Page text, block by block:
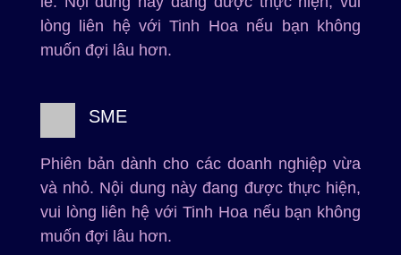
lòng liên hệ với Tinh Hoa nếu bạn không
muốn đợi lâu hơn.
SME
Phiên bản dành cho các doanh nghiệp vừa
và nhỏ. Nội dung này đang được thực hiện,
vui lòng liên hệ với Tinh Hoa nếu bạn không
muốn đợi lâu hơn.